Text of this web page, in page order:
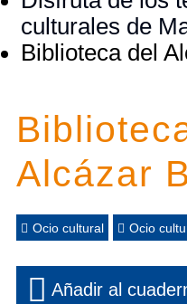
culturales de
Biblioteca del
Alcázar
Ocio cultural Ocio
Añadir al